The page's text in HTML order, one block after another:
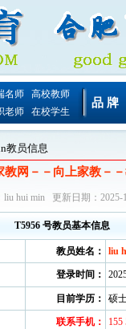
名师
高校教师
老师
在校学生
品 牌
教员信息
教网－－向上家教－
liu hui min 更新日期：2025-
T5956 号教员基本信息
教员姓名： liu
登录时间：
目前学历： 硕
联系手机： 155